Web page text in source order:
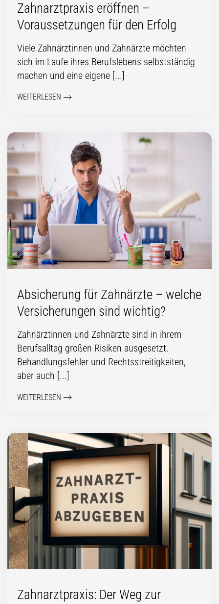
Zahnarztpraxis eröffnen –
Voraussetzungen für den Erfolg
Viele Zahnärztinnen und Zahnärzte möchten
sich im Laufe ihres Berufslebens selbstständig
machen und eine eigene [...]
WEITERLESEN
Absicherung für Zahnärzte – welche
Versicherungen sind wichtig?
Zahnärztinnen und Zahnärzte sind in ihrem
Berufsalltag großen Risiken ausgesetzt.
Behandlungsfehler und Rechtsstreitigkeiten,
aber auch [...]
WEITERLESEN
Zahnarztpraxis: Der Weg zur